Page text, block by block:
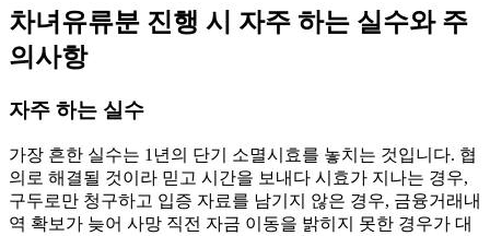
차녀유류분 진행 시 자주 하는 실수와 주
의사항
자주 하는 실수
가장 흔한 실수는 1년의 단기 소멸시효를 놓치는 것입니다. 협
의로 해결될 것이라 믿고 시간을 보내다 시효가 지나는 경우,
구두로만 청구하고 입증 자료를 남기지 않은 경우, 금융거래내
역 확보가 늦어 사망 직전 자금 이동을 밝히지 못한 경우가 대